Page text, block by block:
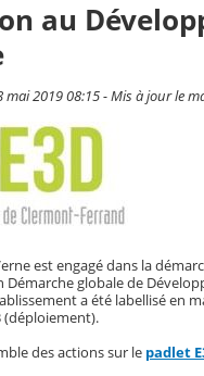
au
mai 2019 08:15 - Mis à jour le
est engagé dans la
Démarche globale de
a été labellisé en
(déploiement).
des actions sur le padlet